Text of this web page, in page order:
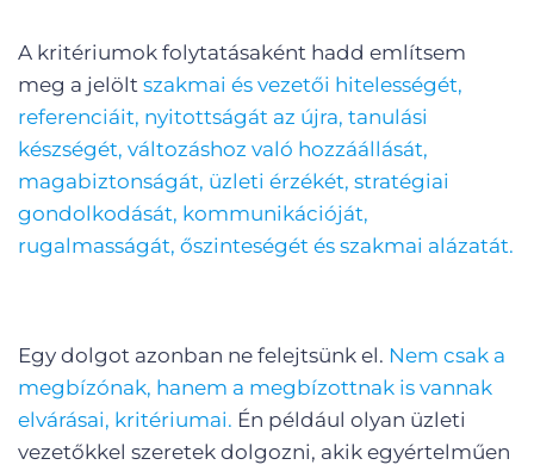
A kritériumok folytatásaként hadd említsem
meg a jelölt szakmai és vezetői hitelességét,
referenciáit, nyitottságát az újra, tanulási
készségét, változáshoz való hozzáállását,
magabiztonságát, üzleti érzékét, stratégiai
gondolkodását, kommunikációját,
rugalmasságát, őszinteségét és szakmai alázatát.
Egy dolgot azonban ne felejtsünk el. Nem csak a
megbízónak, hanem a megbízottnak is vannak
elvárásai, kritériumai. Én például olyan üzleti
vezetőkkel szeretek dolgozni, akik egyértelműen